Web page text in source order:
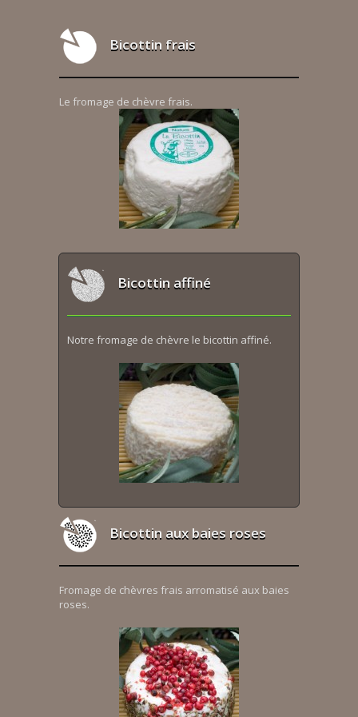
Bicottin frais
Le fromage de chèvre frais.
Bicottin affiné
Notre fromage de chèvre le bicottin affiné.
Bicottin aux baies roses
Fromage de chèvres frais arromatisé aux baies
roses.